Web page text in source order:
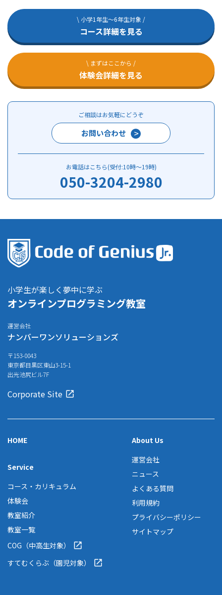
\ 小学1年生～6年生対象 /
コース詳細を見る
\ まずはここから /
体験会詳細を見る
ご相談はお気軽にどうぞ
お問い合わせ
お電話はこちら(受付:10時～19時)
050-3204-2980
小学生が楽しく夢中に学ぶ
オンラインプログラミング教室
運営会社
ナンバーワンソリューションズ
〒153-0043
東京都目黒区東山3-15-1
出光池尻ビル7F
Corporate Site
HOME
Service
コース・カリキュラム
体験会
教室紹介
教室一覧
COG（中高生対象）
すてむくらぶ（園児対象）
About Us
運営会社
ニュース
よくある質問
利用規約
プライバシーポリシー
サイトマップ